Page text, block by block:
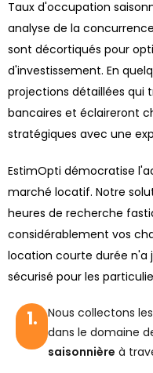
Taux d'occupation
analyse de la
sont décortiqués pour
d'investissement. En
projections détaillées qui
bancaires et éclaireront
stratégiques avec une
EstimOpti démocratise
marché locatif. Notre
heures de recherche
considérablement vos
location courte durée n'a
sécurisé pour les
1. Nous collectons les
dans le domaine
saisonnière à